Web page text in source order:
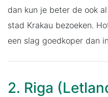
dan kun je beter de ook
stad Krakau bezoeken.
een slag goedkoper dan
2. Riga